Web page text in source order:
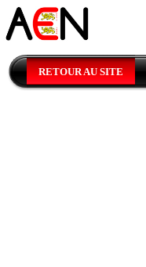
RETOUR AU SITE